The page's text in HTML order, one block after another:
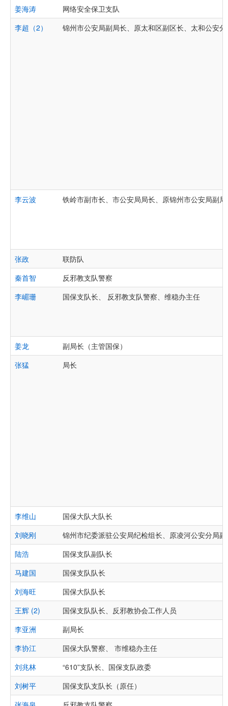
姜海涛
网络安全保卫支队
李超（2）
锦州市公安局副局长、原太和区副区长、太和公安
李云波 铁岭市副市长、市公安局局长、原锦州市公安局副
张政
联防队
秦首智
反邪教支队警察
李嵋珊
国保支队长、 反邪教支队警察、维稳办主任
姜龙
副局长（主管国保）
张猛
局长
李维山
国保大队大队长
刘晓刚
锦州市纪委派驻公安局纪检组长、原凌河公安分局
陆浩
国保支队副队长
马建国
国保支队队长
刘海旺
国保大队队长
王辉 (2)
国保支队队长、反邪教协会工作人员
李亚洲
副局长
李协江
国保大队警察、 市维稳办主任
刘兆林
“610”支队长、国保支队政委
刘树平
国保支队支队长（原任）